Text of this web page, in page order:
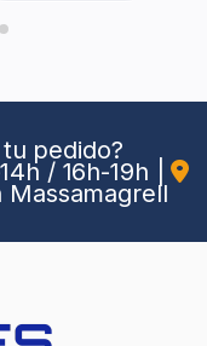
pedido?
/ 16h-19h
Massamagrell